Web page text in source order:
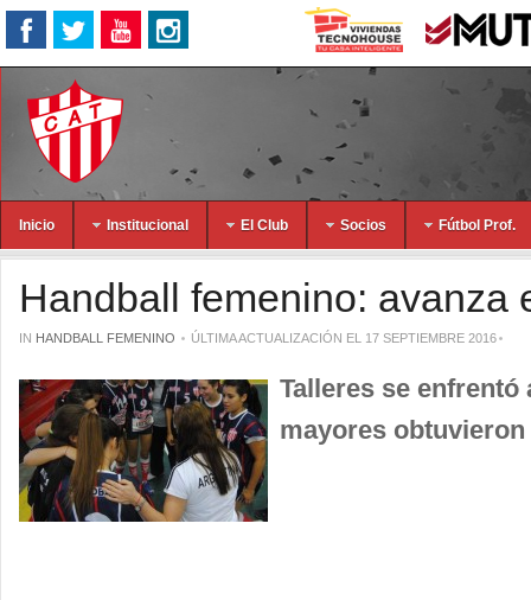
Inicio Institucional El Club Socios Fútbol Prof.
Handball femenino: avanza
IN HANDBALL FEMENINO ÚLTIMA ACTUALIZACIÓN EL 17 SEPTIEMBRE 2016
Talleres se
mayores